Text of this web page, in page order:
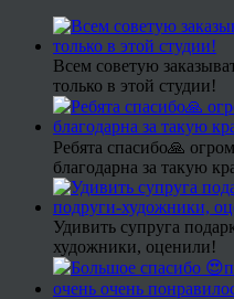
Всем советую
только в этой студии!
Ребята спасибо🙏
благодарна за такую
Удивить супруга
художники, оценили!